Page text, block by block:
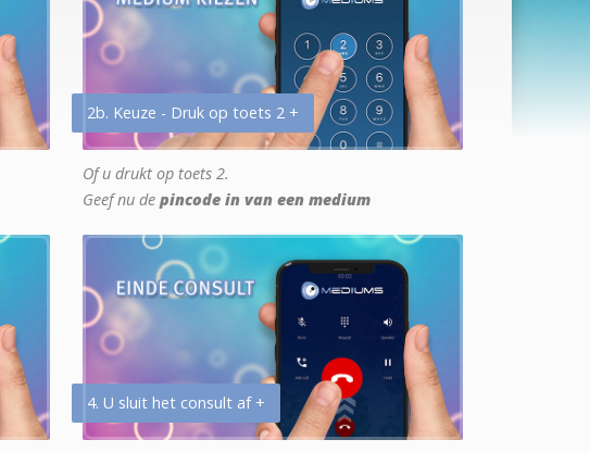
2b. Keuze - Druk op toets 2 +
Of u drukt op toets 2.
Geef nu de pincode in van een medium
4. U sluit het consult af +